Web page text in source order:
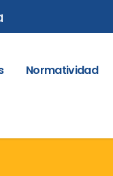
Normatividad